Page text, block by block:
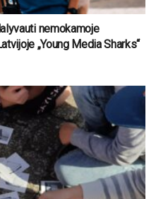
nemokamoje
„Young Media Sharks“